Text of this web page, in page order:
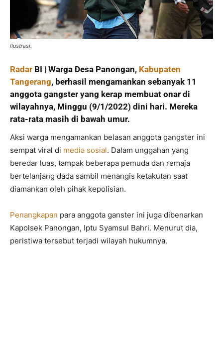
Ilustrasi.
Radar BI | Warga Desa Panongan, Kabupaten
Tangerang, berhasil mengamankan sebanyak 11
anggota gangster yang kerap membuat onar di
wilayahnya, Minggu (9/1/2022) dini hari. Mereka
rata-rata masih di bawah umur.
Aksi warga mengamankan belasan anggota gangster ini
sempat viral di media sosial. Dalam unggahan yang
beredar luas, tampak beberapa pemuda dan remaja
bertelanjang dada sambil menangis ketakutan saat
diamankan oleh pihak kepolisian.
Penangkapan para anggota ganster ini juga dibenarkan
Kapolsek Panongan, Iptu Syamsul Bahri. Menurut dia,
peristiwa tersebut terjadi wilayah hukumnya.